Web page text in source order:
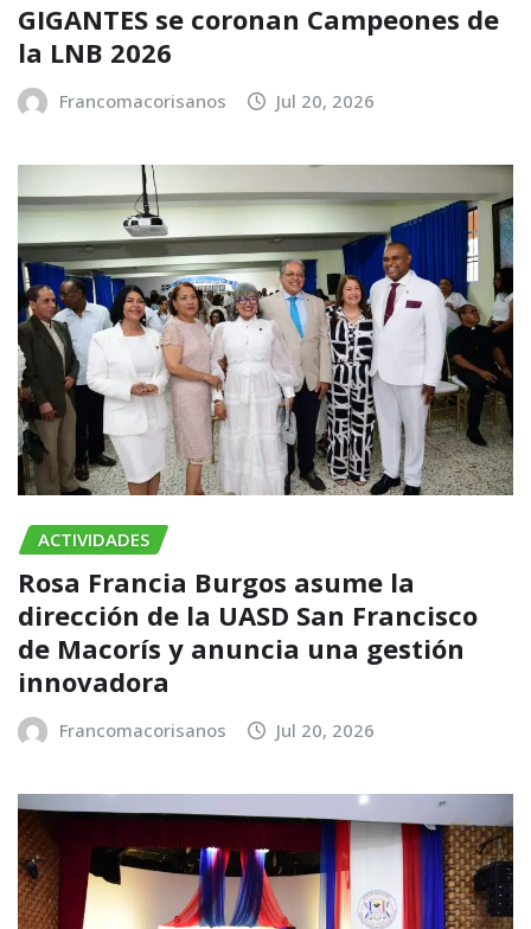
GIGANTES se coronan Campeones de
la LNB 2026
Francomacorisanos Jul 20, 2026
ACTIVIDADES
Rosa Francia Burgos asume la
dirección de la UASD San Francisco
de Macorís y anuncia una gestión
innovadora
Francomacorisanos Jul 20, 2026